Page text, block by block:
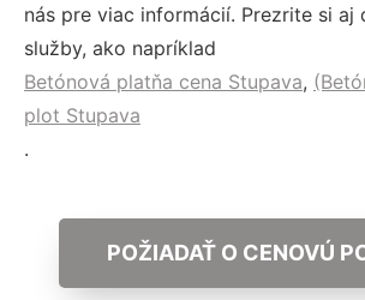
nás pre viac informácií. Prezrite si aj
služby, ako napríklad
Betónová platňa cena Stupava,
plot Stupava
.
POŽIADAŤ O CENOVÚ